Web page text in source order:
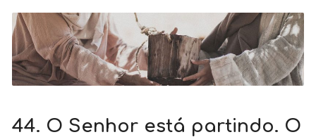
44. O Senhor está partindo. O